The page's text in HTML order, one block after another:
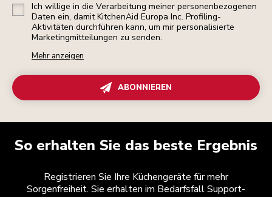
Ich willige in die Verarbeitung meiner personenbezogenen
Daten ein, damit KitchenAid Europa Inc. Profiling-
Aktivitäten durchführen kann, um mir personalisierte
Marketingmitteilungen zu senden.
Mehr anzeigen
ABONNIEREN
So erhalten Sie das beste Ergebnis
Registrieren Sie Ihre Küchengeräte für mehr
Sorgenfreiheit. Sie erhalten im Bedarfsfall Support-